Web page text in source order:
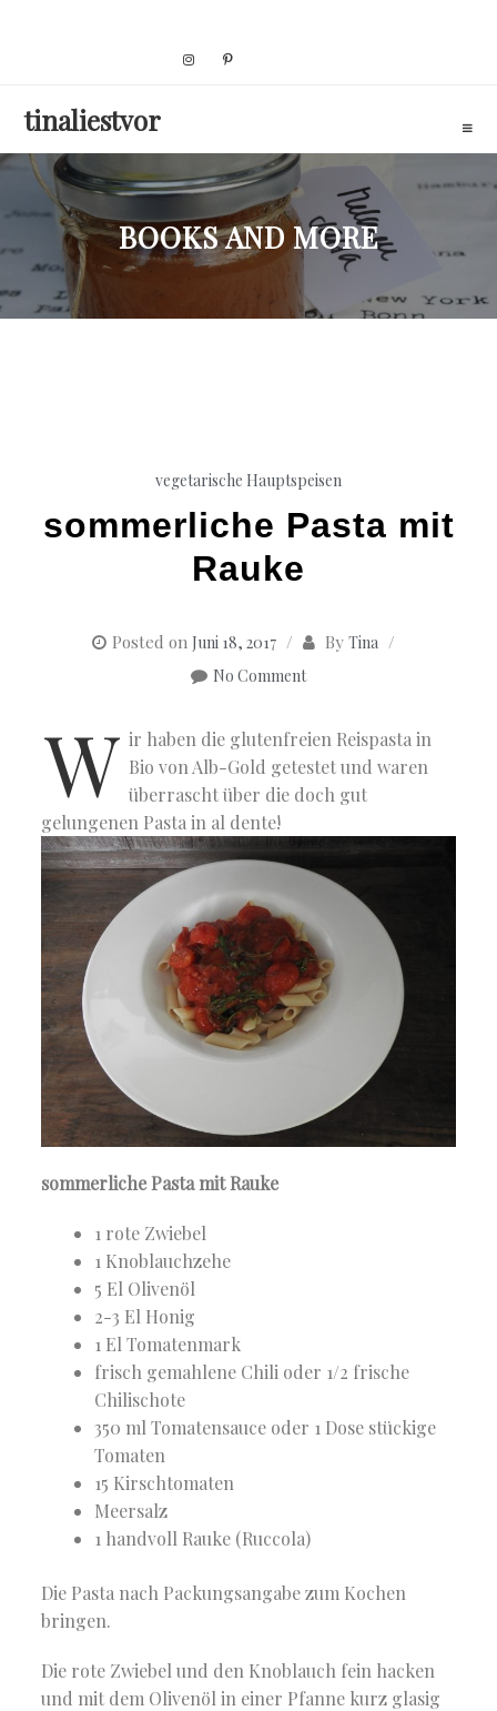
tinaliestvor
BOOKS AND MORE
vegetarische Hauptspeisen
sommerliche Pasta mit
Rauke
Posted on Juni 18, 2017 By Tina
No Comment
W ir haben die glutenfreien Reispasta in
Bio von Alb-Gold getestet und waren
überrascht über die doch gut
gelungenen Pasta in al dente!
sommerliche Pasta mit Rauke
1 rote Zwiebel
1 Knoblauchzehe
5 El Olivenöl
2-3 El Honig
1 El Tomatenmark
frisch gemahlene Chili oder 1/2 frische
Chilischote
350 ml Tomatensauce oder 1 Dose stückige
Tomaten
15 Kirschtomaten
Meersalz
1 handvoll Rauke (Ruccola)
Die Pasta nach Packungsangabe zum Kochen
bringen.
Die rote Zwiebel und den Knoblauch fein hacken
und mit dem Olivenöl in einer Pfanne kurz glasig